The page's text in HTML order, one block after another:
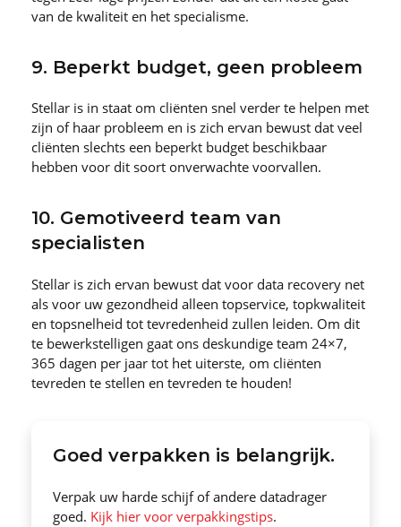
van de kwaliteit en het specialisme.
9. Beperkt budget, geen probleem
Stellar is in staat om cliënten snel verder te helpen met
zijn of haar probleem en is zich ervan bewust dat veel
cliënten slechts een beperkt budget beschikbaar
hebben voor dit soort onverwachte voorvallen.
10. Gemotiveerd team van
specialisten
Stellar is zich ervan bewust dat voor data recovery net
als voor uw gezondheid alleen topservice, topkwaliteit
en topsnelheid tot tevredenheid zullen leiden. Om dit
te bewerkstelligen gaat ons deskundige team 24×7,
365 dagen per jaar tot het uiterste, om cliënten
tevreden te stellen en tevreden te houden!
Goed verpakken is belangrijk.
Verpak uw harde schijf of andere datadrager
goed. Kijk hier voor verpakkingstips.